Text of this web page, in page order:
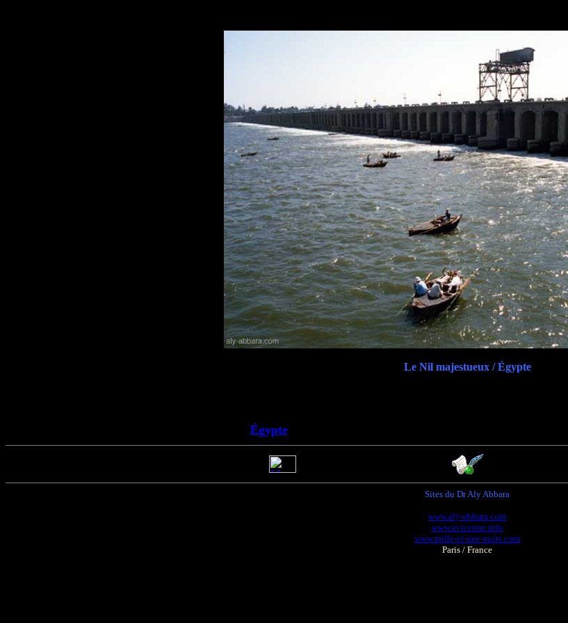
Le Nil majestueux / Égypte
Égypte
Sites du Dr Aly Abbara
www.aly-abbara.com
www.avicenne.info
www.mille-et-une-nuits.com
Paris / France